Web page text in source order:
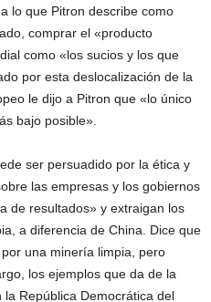
lo que Pitron describe como
comprar el «producto
como «los sucios y los que
por esta deslocalización de la
le dijo a Pitron que «lo único
bajo posible».
ser persuadido por la ética y
las empresas y los gobiernos
de resultados» y extraigan los
a diferencia de China. Dice que
una minería limpia, pero
los ejemplos que da de la
República Democrática del